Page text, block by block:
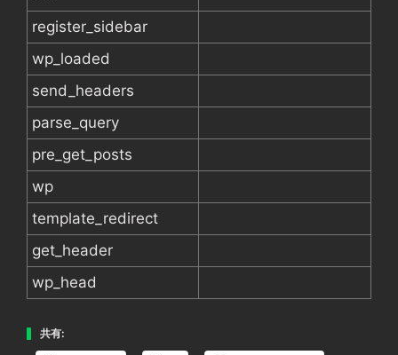
register_sidebar
wp_loaded
send_headers
parse_query
pre_get_posts
wp
template_redirect
get_header
wp_head
共有: